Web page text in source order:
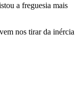
a freguesia mais
nos tirar da inércia